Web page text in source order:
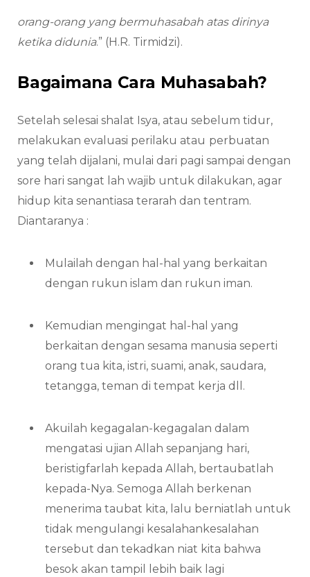
orang-orang yang bermuhasabah atas dirinya
ketika didunia.” (H.R. Tirmidzi).
Bagaimana Cara Muhasabah?
Setelah selesai shalat Isya, atau sebelum tidur,
melakukan evaluasi perilaku atau perbuatan
yang telah dijalani, mulai dari pagi sampai dengan
sore hari sangat lah wajib untuk dilakukan, agar
hidup kita senantiasa terarah dan tentram.
Diantaranya :
Mulailah dengan hal-hal yang berkaitan
dengan rukun islam dan rukun iman.
Kemudian mengingat hal-hal yang
berkaitan dengan sesama manusia seperti
orang tua kita, istri, suami, anak, saudara,
tetangga, teman di tempat kerja dll.
Akuilah kegagalan-kegagalan dalam
mengatasi ujian Allah sepanjang hari,
beristigfarlah kepada Allah, bertaubatlah
kepada-Nya. Semoga Allah berkenan
menerima taubat kita, lalu berniatlah untuk
tidak mengulangi kesalahankesalahan
tersebut dan tekadkan niat kita bahwa
besok akan tampil lebih baik lagi